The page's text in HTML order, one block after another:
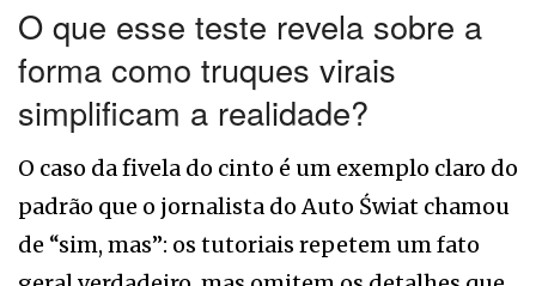
O que esse teste revela sobre a
forma como truques virais
simplificam a realidade?
O caso da fivela do cinto é um exemplo claro do
padrão que o jornalista do Auto Świat chamou
de “sim, mas”: os tutoriais repetem um fato